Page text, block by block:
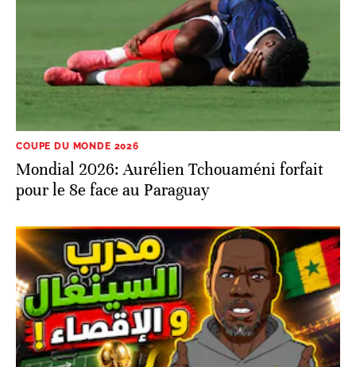
COUPE DU MONDE 2026
Mondial 2026: Aurélien Tchouaméni forfait
pour le 8e face au Paraguay